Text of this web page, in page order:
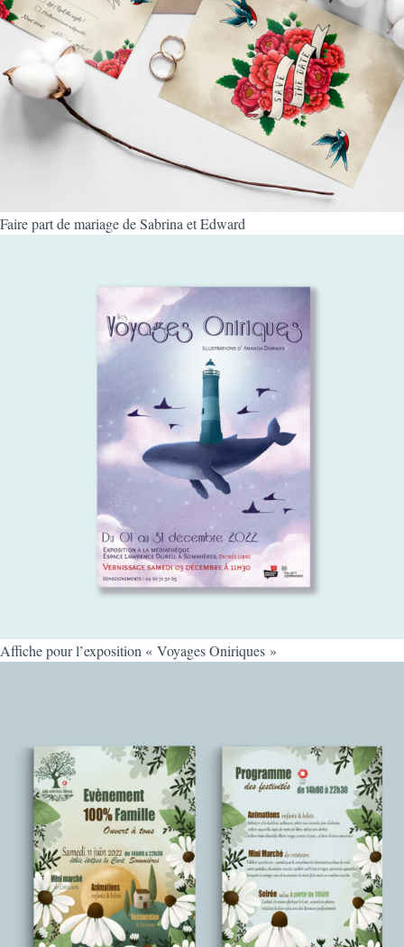
Faire part de mariage de Sabrina et Edward
Affiche pour l’exposition « Voyages Oniriques »